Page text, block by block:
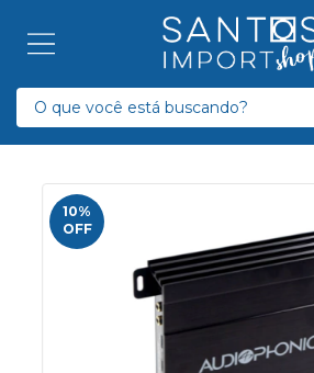
10%
OFF